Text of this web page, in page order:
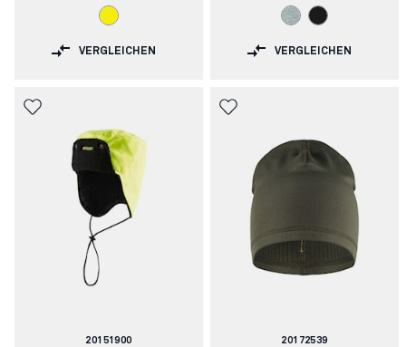
VERGLEICHEN VERGLEICHEN
Artikelnummer:
20151900 Artikelnummer:
20172539